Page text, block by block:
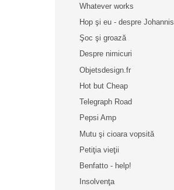
Whatever works
Hop şi eu - despre Johannis
Şoc şi groază
Despre nimicuri
Objetsdesign.fr
Hot but Cheap
Telegraph Road
Pepsi Amp
Mutu şi cioara vopsită
Petiţia vieţii
Benfatto - help!
Insolvenţa